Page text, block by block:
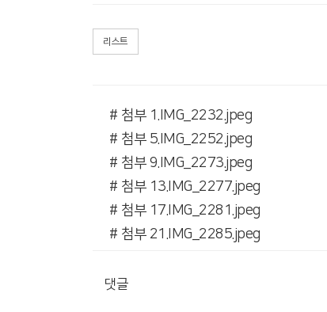
리스트
# 첨부 1.IMG_2232.jpeg
# 첨부 5.IMG_2252.jpeg
# 첨부 9.IMG_2273.jpeg
# 첨부 13.IMG_2277.jpeg
# 첨부 17.IMG_2281.jpeg
# 첨부 21.IMG_2285.jpeg
댓글